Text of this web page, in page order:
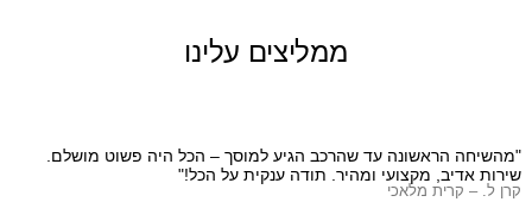
ממליצים עלינו
"מהשיחה הראשונה עד שהרכב הגיע למוסך – הכל היה פשוט מושלם.
שירות אדיב, מקצועי ומהיר. תודה ענקית על הכל!"
קרן ל. – קרית מלאכי